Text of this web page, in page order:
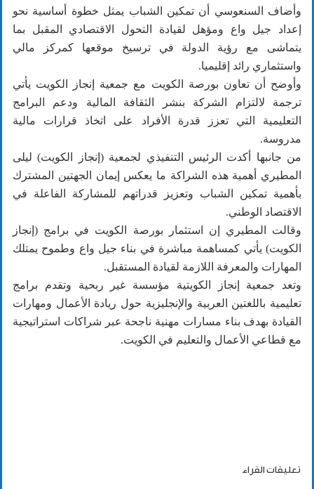
وأضاف السنعوسي أن تمكين الشباب يمثل خطوة أساسية نحو
إعداد جيل واع ومؤهل لقيادة التحول الاقتصادي المقبل بما
يتماشى مع رؤية الدولة في ترسيخ موقعها كمركز مالي
واستثماري رائد إقليميا.
وأوضح أن تعاون بورصة الكويت مع جمعية إنجاز الكويت يأتي
ترجمة لالتزام الشركة بنشر الثقافة المالية ودعم البرامج
التعليمية التي تعزز قدرة الأفراد على اتخاذ قرارات مالية
مدروسة.
من جانبها أكدت الرئيس التنفيذي لجمعية (إنجاز الكويت) ليلى
المطيري أهمية هذه الشراكة ما يعكس إيمان الجهتين المشترك
بأهمية تمكين الشباب وتعزيز قدراتهم للمشاركة الفاعلة في
الاقتصاد الوطني.
وقالت المطيري إن استثمار بورصة الكويت في برامج (إنجاز
الكويت) يأتي كمساهمة مباشرة في بناء جيل واع وطموح يمتلك
المهارات والمعرفة اللازمة لقيادة المستقبل.
وتعد جمعية إنجاز الكويتية مؤسسة غير ربحية وتقدم برامج
تعليمية باللغتين العربية والإنجليزية حول ريادة الأعمال ومهارات
القيادة بهدف بناء مسارات مهنية ناجحة عبر شراكات استراتيجية
مع قطاعي الأعمال والتعليم في الكويت.
تعليقات القراء